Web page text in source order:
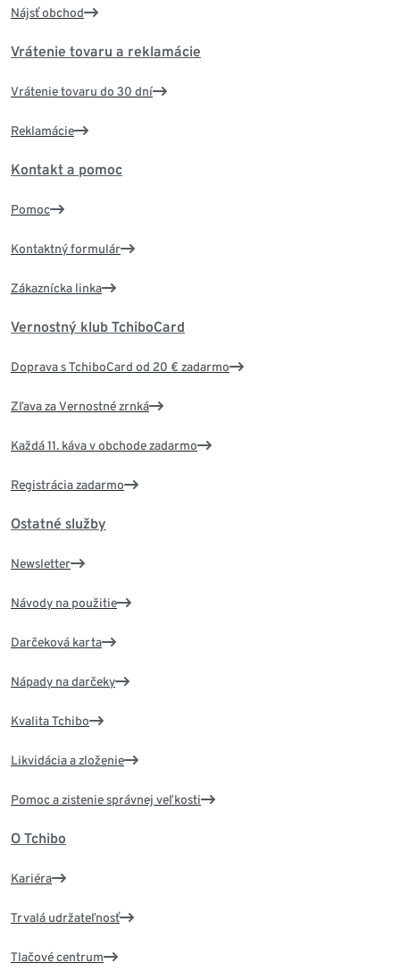
Nájsť obchod
Vrátenie tovaru a reklamácie
Vrátenie tovaru do 30 dní
Reklamácie
Kontakt a pomoc
Pomoc
Kontaktný formulár
Zákaznícka linka
Vernostný klub TchiboCard
Doprava s TchiboCard od 20 € zadarmo
Zľava za Vernostné zrnká
Každá 11. káva v obchode zadarmo
Registrácia zadarmo
Ostatné služby
Newsletter
Návody na použitie
Darčeková karta
Nápady na darčeky
Kvalita Tchibo
Likvidácia a zloženie
Pomoc a zistenie správnej veľkosti
O Tchibo
Kariéra
Trvalá udržateľnosť
Tlačové centrum